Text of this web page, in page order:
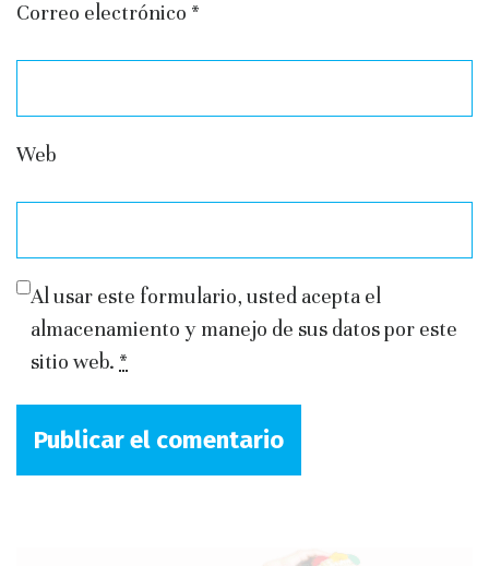
Correo electrónico *
Web
Al usar este formulario, usted acepta el
almacenamiento y manejo de sus datos por este
sitio web. *